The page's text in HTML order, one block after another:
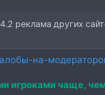
реклама других
на-
игроками чаще,